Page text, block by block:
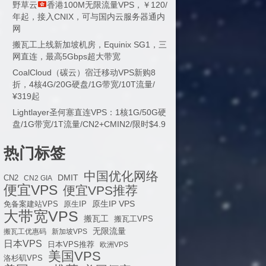
野草云
香港100M无限流量VPS，￥120/
年起，接入CNIX，可与国内云服务器通内
网
搬瓦工上线新加坡机房，Equinix SG1，三
网直连，最高5Gbps超大带宽
CoalCloud（碳云）宿迁移动VPS新购8
折，4核4G/20G硬盘/1G带宽/10T流量/
¥319起
Lightlayer圣何塞直连VPS：1核1G/50G硬
盘/1G带宽/1T流量/CN2+CMIN2/限时$4.9
热门标签
CN2 CN2 GIA DMIT 中国优化网络
便宜VPS 便宜VPS推荐
免备案建站VPS 原生IP 原生IP VPS
大带宽VPS 搬瓦工
搬瓦工VPS
搬瓦工优惠码
新加坡VPS 无限流量
日本VPS 日本VPS推荐
欧洲VPS
洛杉矶VPS
美国VPS